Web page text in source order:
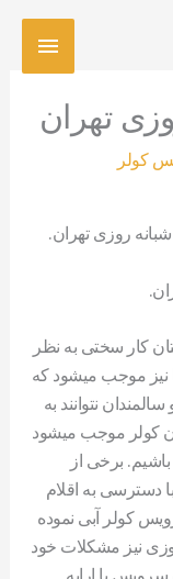
تهران
کولر
روزی تهران.
کار سختی به نظر
نیز موجب میشود که
نتوانند به
کولر موجب میشود
برخی از
دسترسی به اقلام
کولر آبی نموده
نیز مشکلات خود